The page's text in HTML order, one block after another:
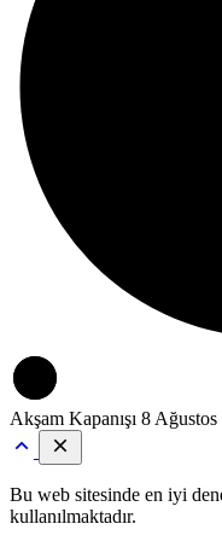
Akşam Kapanışı 8
Bu web sitesinde en iyi
kullanılmaktadır.